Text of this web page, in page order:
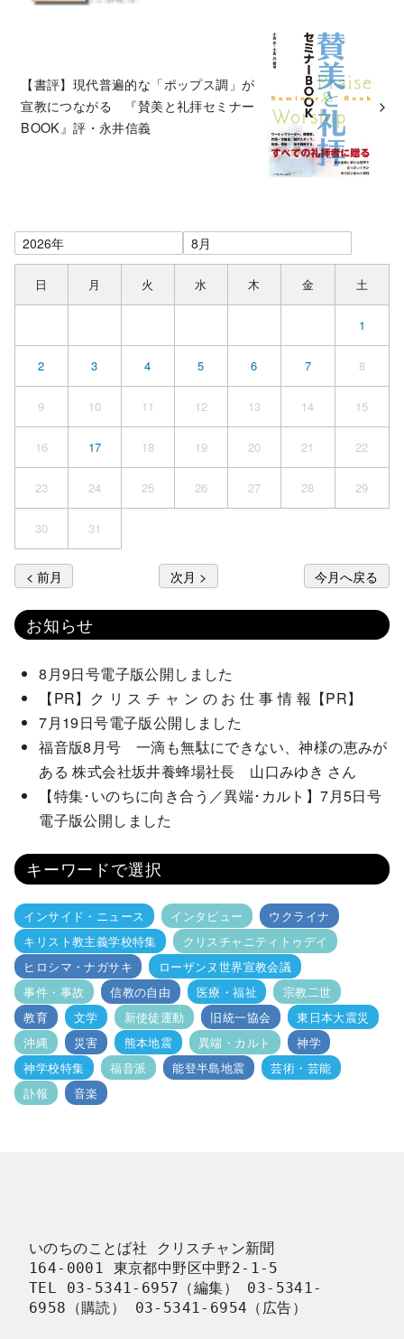
【書評】現代普遍的な「ポップス調」が
宣教につながる 『賛美と礼拝セミナー
BOOK』評・永井信義
日 月 火 水 木 金 土
1
2 3 4 5 6 7 8
9 10 11 12 13 14 15
16 17 18 19 20 21 22
23 24 25 26 27 28 29
30 31
< 前月 次月 > 今月へ戻る
お知らせ
8月9日号電子版公開しました
【PR】ク リ ス チ ャ ン の お 仕 事 情 報【PR】
7月19日号電子版公開しました
福音版8月号 一滴も無駄にできない、神様の恵みが
ある 株式会社坂井養蜂場社長 山口みゆき さん
【特集･いのちに向き合う／異端･カルト】7月5日号
電子版公開しました
キーワードで選択
インサイド・ニュース インタビュー
ウクライナ
キリスト教主義学校特集
クリスチャニティトゥデイ
ヒロシマ・ナガサキ
ローザンヌ世界宣教会議
事件・事故
信教の自由 医療・福祉
宗教二世
教育
文学 新使徒運動 旧統一協会
東日本大震災
沖縄
災害 熊本地震 異端・カルト
神学
神学校特集
福音派 能登半島地震
芸術・芸能
訃報
音楽
いのちのことば社 クリスチャン新聞
164-0001 東京都中野区中野2-1-5
TEL 03-5341-6957（編集） 03-5341-
6958（購読） 03-5341-6954（広告）